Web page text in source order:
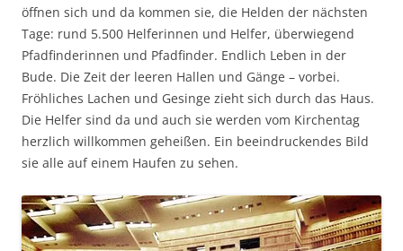
öffnen sich und da kommen sie, die Helden der nächsten
Tage: rund 5.500 Helferinnen und Helfer, überwiegend
Pfadfinderinnen und Pfadfinder. Endlich Leben in der
Bude. Die Zeit der leeren Hallen und Gänge – vorbei.
Fröhliches Lachen und Gesinge zieht sich durch das Haus.
Die Helfer sind da und auch sie werden vom Kirchentag
herzlich willkommen geheißen. Ein beeindruckendes Bild
sie alle auf einem Haufen zu sehen.